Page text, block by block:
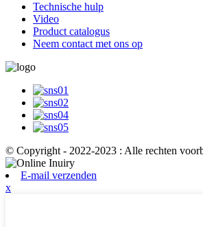
Technische hulp
Video
Product catalogus
Neem contact met ons op
© Copyright - 2022-2023 : Alle rechten
E-mail verzenden
x